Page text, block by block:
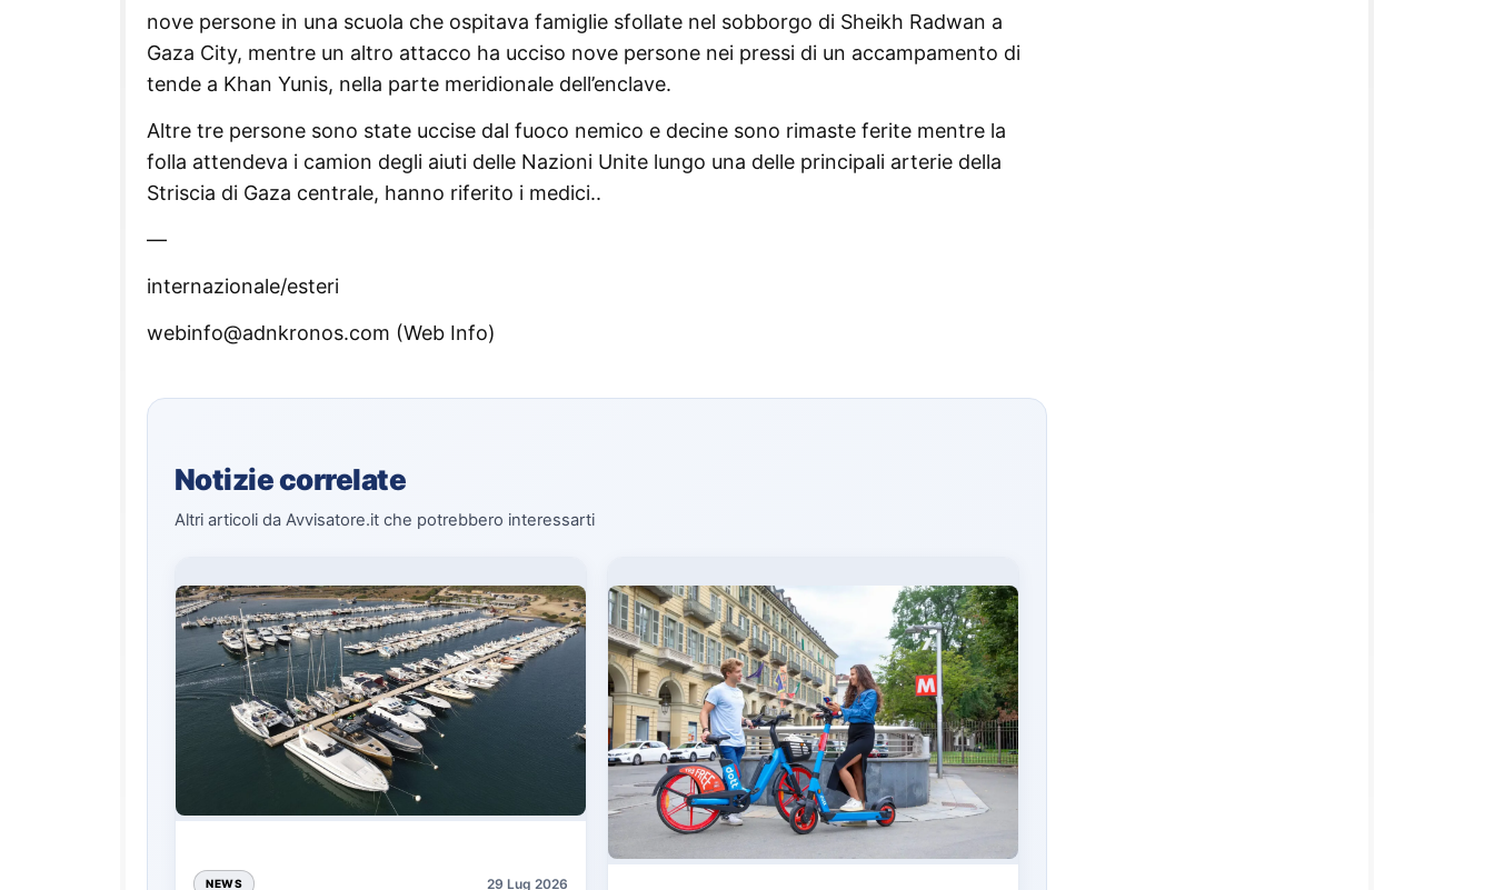
nove persone in una scuola che ospitava famiglie sfollate nel sobborgo di Sheikh Radwan a
Gaza City, mentre un altro attacco ha ucciso nove persone nei pressi di un accampamento di
tende a Khan Yunis, nella parte meridionale dell’enclave.
Altre tre persone sono state uccise dal fuoco nemico e decine sono rimaste ferite mentre la
folla attendeva i camion degli aiuti delle Nazioni Unite lungo una delle principali arterie della
Striscia di Gaza centrale, hanno riferito i medici..
—
internazionale/esteri
webinfo@adnkronos.com (Web Info)
Notizie correlate
Altri articoli da Avvisatore.it che potrebbero interessarti
NEWS 29 Lug 2026